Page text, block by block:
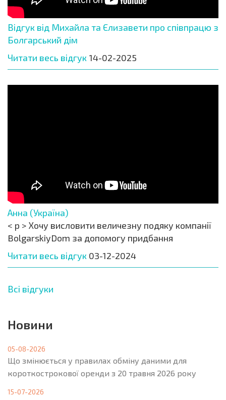
Відгук від Михайла та Єлизавети про співпрацю з
Болгарський дім
Читати весь відгук 14-02-2025
Анна (Україна)
< p > Хочу висловити величезну подяку компанії
BolgarskiyDom за допомогу придбання
Читати весь відгук 03-12-2024
Всі відгуки
Новини
05-08-2026
Що змінюється у правилах обміну даними для
короткострокової оренди з 20 травня 2026 року
15-07-2026